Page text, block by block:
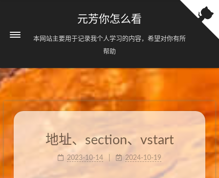
元芳你怎么看
本网站主要用于记录我个人学习的内容，希望对你有所
帮助
地址、section、vstart
2023-10-14 2024-10-19